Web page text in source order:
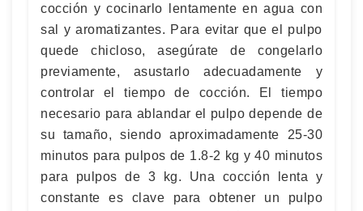
cocción y cocinarlo lentamente en agua con
sal y aromatizantes. Para evitar que el pulpo
quede chicloso, asegúrate de congelarlo
previamente, asustarlo adecuadamente y
controlar el tiempo de cocción. El tiempo
necesario para ablandar el pulpo depende de
su tamaño, siendo aproximadamente 25-30
minutos para pulpos de 1.8-2 kg y 40 minutos
para pulpos de 3 kg. Una cocción lenta y
constante es clave para obtener un pulpo